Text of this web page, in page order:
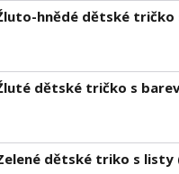
hnědé dětské
dětské tričko s
dětské triko s listy